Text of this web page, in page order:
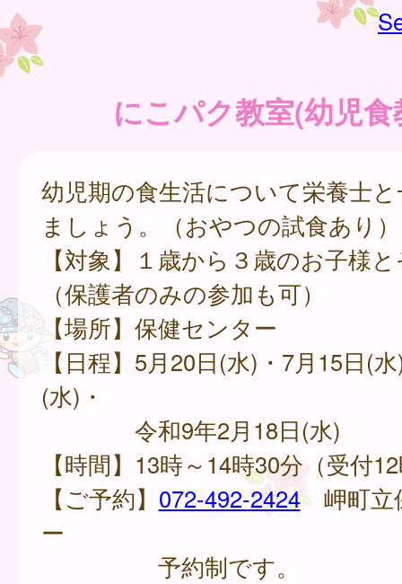
にこパク教室(幼児食
幼児期の食生活について栄養士
ましょう。（おやつの試食あり）
【対象】１歳から３歳のお子様
（保護者のみの参加も可）
【場所】保健センター
【日程】5月20日(水)・7月15日(
(水)・
令和9年2月18日(水)
【時間】13時～14時30分（受付
【ご予約】 072-492-2424岬町立
ー
予約制です。